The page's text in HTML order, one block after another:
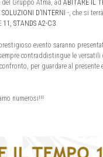
Gruppo Atma, ad ABITARE IL
D’INTERNI -, che si
11, STANDS A2-C3
evento saranno
contraddistingue le
per guardare al
numerosi!!!